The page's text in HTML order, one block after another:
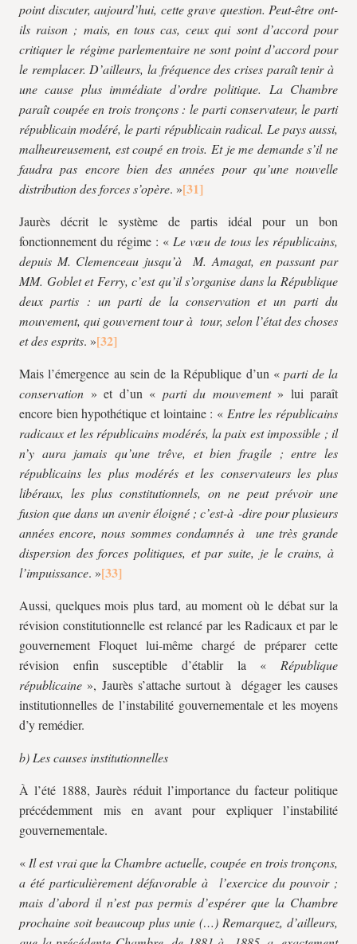
point discuter, aujourd’hui, cette grave question. Peut-être ont-
ils raison ; mais, en tous cas, ceux qui sont d’accord pour
critiquer le régime parlementaire ne sont point d’accord pour
le remplacer. D’ailleurs, la fréquence des crises paraît tenir à
une cause plus immédiate d’ordre politique. La Chambre
paraît coupée en trois tronçons : le parti conservateur, le parti
républicain modéré, le parti républicain radical. Le pays aussi,
malheureusement, est coupé en trois. Et je me demande s’il ne
faudra pas encore bien des années pour qu’une nouvelle
distribution des forces s’opère. »
Jaurès décrit le système de partis idéal pour un bon
fonctionnement du régime : « Le vœu de tous les républicains,
depuis M. Clemenceau jusqu’à M. Amagat, en passant par
MM. Goblet et Ferry, c’est qu’il s’organise dans la République
deux partis : un parti de la conservation et un parti du
mouvement, qui gouvernent tour à tour, selon l’état des choses
et des esprits. »
Mais l’émergence au sein de la République d’un «parti de la
conservation » et d’un « parti du mouvement» lui paraît
encore bien hypothétique et lointaine : « Entre les républicains
radicaux et les républicains modérés, la paix est impossible ; il
n’y aura jamais qu’une trêve, et bien fragile ; entre les
républicains les plus modérés et les conservateurs les plus
libéraux, les plus constitutionnels, on ne peut prévoir une
fusion que dans un avenir éloigné ; c’est-à -dire pour plusieurs
années encore, nous sommes condamnés à une très grande
dispersion des forces politiques, et par suite, je le crains, à
l’impuissance. »
Aussi, quelques mois plus tard, au moment où le débat sur la
révision constitutionnelle est relancé par les Radicaux et par le
gouvernement Floquet lui-même chargé de préparer cette
révision enfin susceptible d’établir la « République
républicaine », Jaurès s’attache surtout à dégager les causes
institutionnelles de l’instabilité gouvernementale et les moyens
d’y remédier.
b) Les causes institutionnelles
À l’été 1888, Jaurès réduit l’importance du facteur politique
précédemment mis en avant pour expliquer l’instabilité
gouvernementale.
« Il est vrai que la Chambre actuelle, coupée en trois tronçons,
a été particulièrement défavorable à l’exercice du pouvoir ;
mais d’abord il n’est pas permis d’espérer que la Chambre
prochaine soit beaucoup plus unie (…) Remarquez, d’ailleurs,